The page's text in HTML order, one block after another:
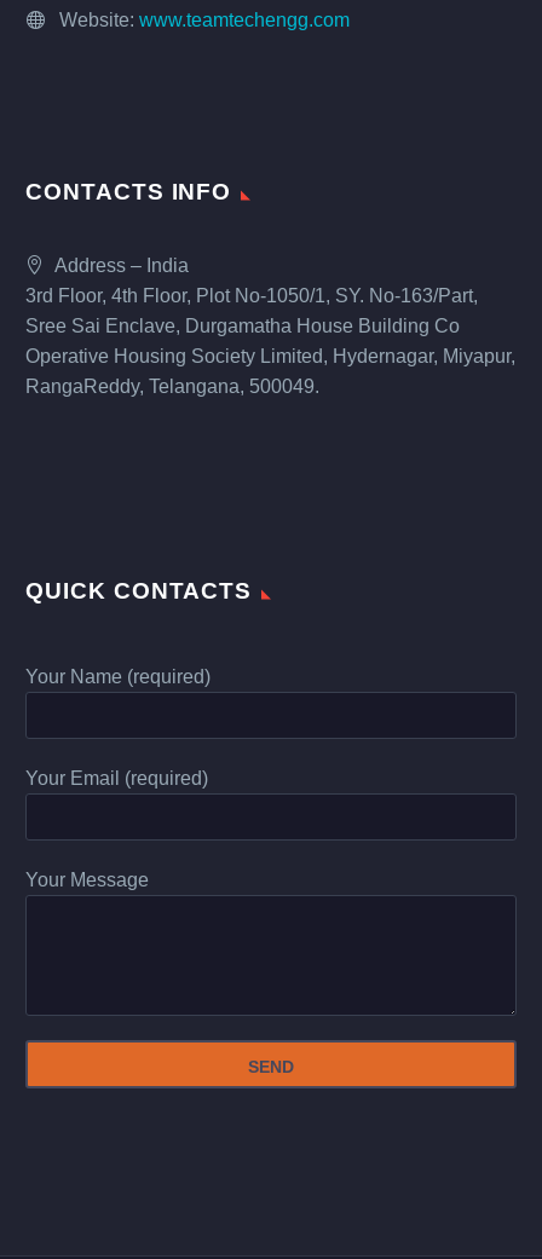
Website: www.teamtechengg.com
CONTACTS INFO
Address – India
3rd Floor, 4th Floor, Plot No-1050/1, SY. No-163/Part,
Sree Sai Enclave, Durgamatha House Building Co
Operative Housing Society Limited, Hydernagar, Miyapur,
RangaReddy, Telangana, 500049.
QUICK CONTACTS
Your Name (required)
Your Email (required)
Your Message